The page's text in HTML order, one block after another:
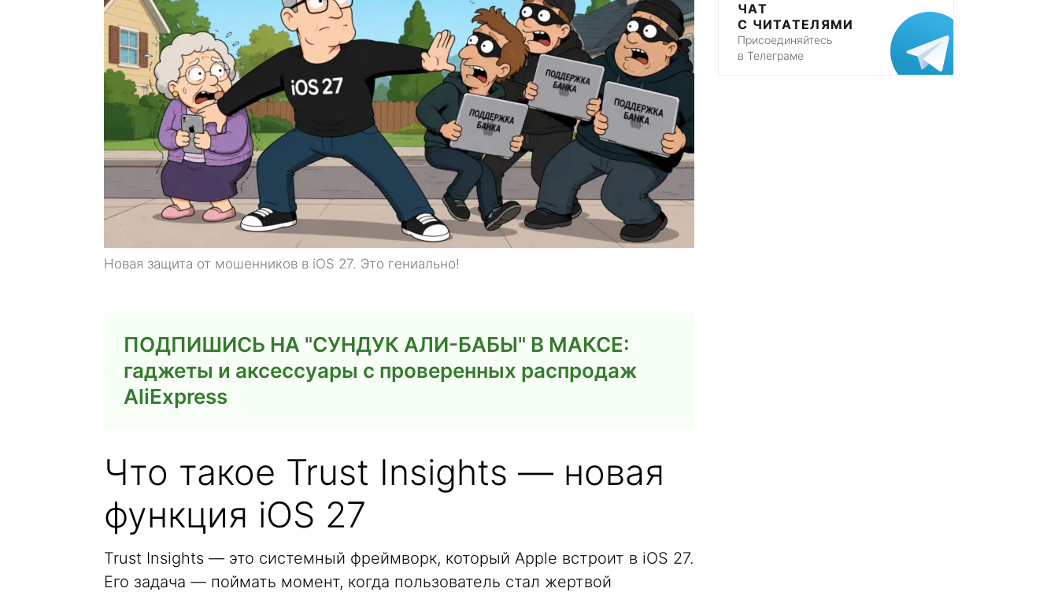
Новая защита от мошенников в iOS 27. Это гениально!
ПОДПИШИСЬ НА "СУНДУК АЛИ-БАБЫ" В МАКСЕ:
гаджеты и аксессуары с проверенных распродаж
AliExpress
Что такое Trust Insights — новая
функция iOS 27
Trust Insights — это системный фреймворк, который Apple встроит в iOS 27.
Его задача — поймать момент, когда пользователь стал жертвой
ЧАТ
С ЧИТАТЕЛЯМИ
Присоединяйтесь
в Телеграме